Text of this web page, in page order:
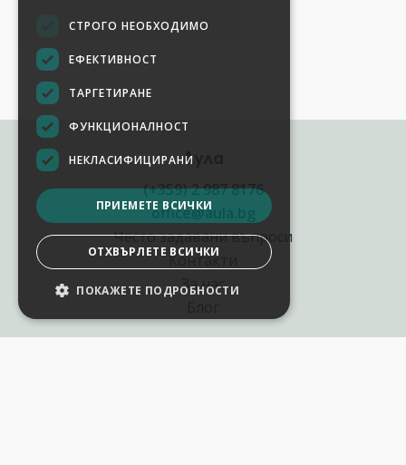
Аула
(+359) 2 987 8176
office@aula.bg
Често задавани въпроси
Контакти
За нас
СТРОГО НЕОБХОДИМО
ЕФЕКТИВНОСТ
ТАРГЕТИРАНЕ
ФУНКЦИОНАЛНОСТ
НЕКЛАСИФИЦИРАНИ
ПРИЕМЕТЕ ВСИЧКИ
ОТХВЪРЛЕТЕ ВСИЧКИ
ПОКАЖЕТЕ ПОДРОБНОСТИ